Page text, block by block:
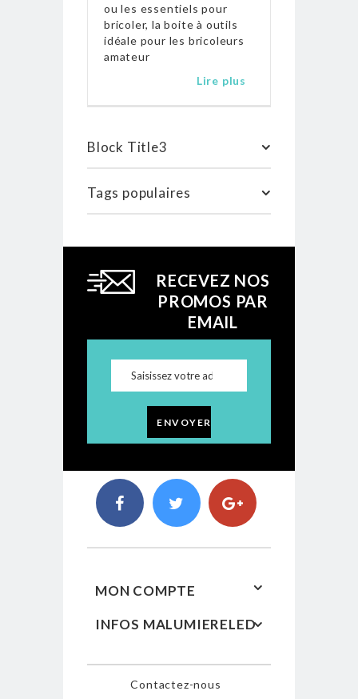
ou les essentiels pour
bricoler, la boite à outils
idéale pour les bricoleurs
amateur
Lire plus
Block Title3
Tags populaires
RECEVEZ NOS
PROMOS PAR
EMAIL
ENVOYER
MON COMPTE
INFOS MALUMIERELED
Contactez-nous